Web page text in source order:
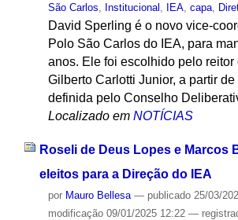
São Carlos
Institucional IEA, capa,
David Sperling é o novo vice-
Polo São Carlos do IEA, para
anos. Ele foi escolhido pelo reitor
Gilberto Carlotti Junior, a partir
definida pelo Conselho
Localizado em NOTÍCIAS
Roseli de Deus Lopes e Marcos
eleitos para a Direção do IEA
por Mauro Bellesa — publicado25/03/
modificação09/01/2025 12:22 —